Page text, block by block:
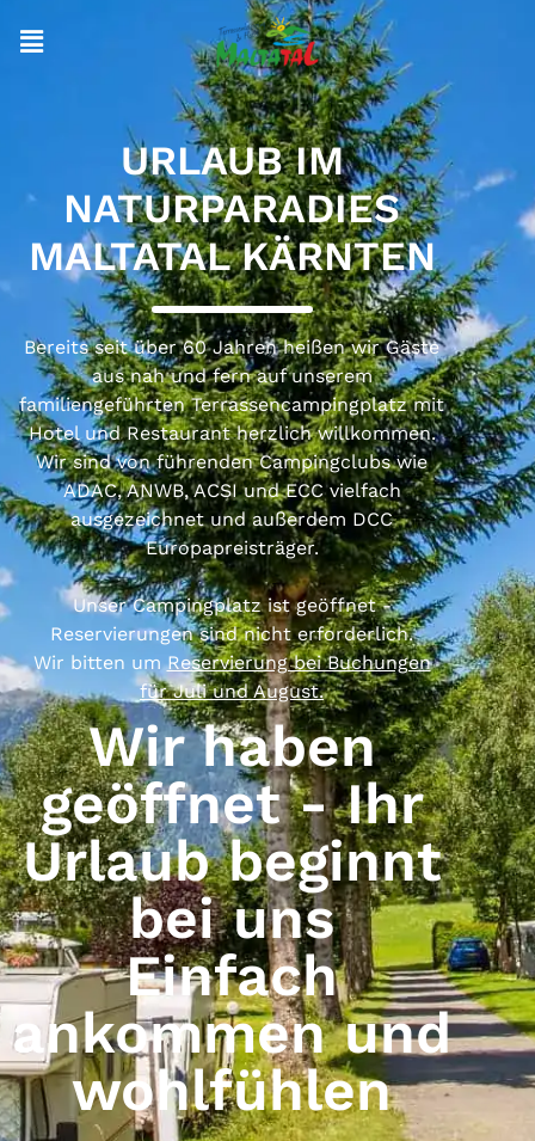
URLAUB IM
NATURPARADIES
MALTATAL KÄRNTEN
Bereits seit über 60 Jahren heißen wir Gäste
aus nah und fern auf unserem
familiengeführten Terrassencampingplatz mit
Hotel und Restaurant herzlich willkommen.
Wir sind von führenden Campingclubs wie
ADAC, ANWB, ACSI und ECC vielfach
ausgezeichnet und außerdem DCC
Europapreisträger.
Unser Campingplatz ist geöffnet -
Reservierungen sind nicht erforderlich.
Wir bitten umReservierung bei Buchungen
für Juli und August.
Wir haben
geöffnet - Ihr
Urlaub beginnt
bei uns
Einfach
ankommen und
wohlfühlen